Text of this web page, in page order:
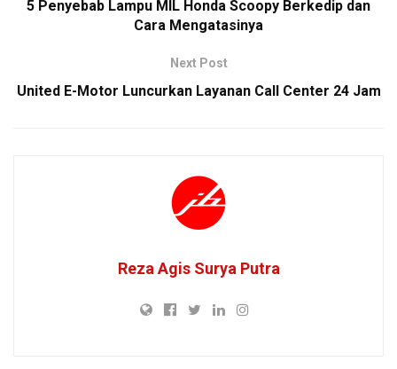
5 Penyebab Lampu MIL Honda Scoopy Berkedip dan
Cara Mengatasinya
Next Post
United E-Motor Luncurkan Layanan Call Center 24 Jam
Reza Agis Surya Putra